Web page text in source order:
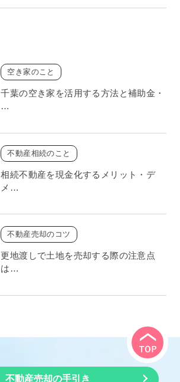
空き家のこと
千葉の空き家を活用する方法と補助金・
…
不動産相続のこと
相続不動産を現金化するメリット・デ
メ…
不動産売却のコツ
更地渡しで土地を売却する際の注意点
は…
不動産売却の手引き